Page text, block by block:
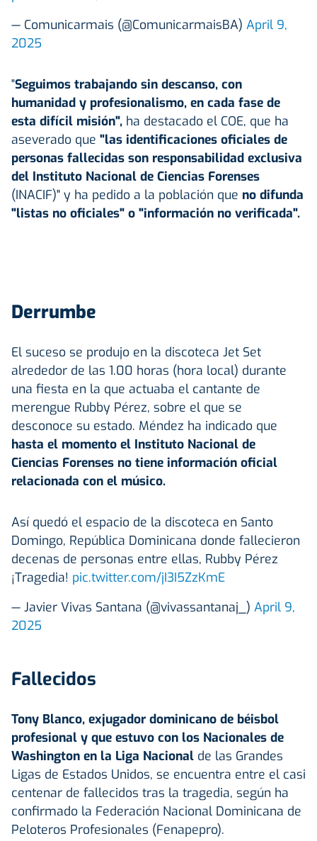
— Comunicarmais (@ComunicarmaisBA) April 9,
2025
"Seguimos trabajando sin descanso, con
humanidad y profesionalismo, en cada fase de
esta difícil misión", ha destacado el COE, que ha
aseverado que "las identificaciones oficiales de
personas fallecidas son responsabilidad exclusiva
del Instituto Nacional de Ciencias Forenses
(INACIF)" y ha pedido a la población que no difunda
"listas no oficiales" o "información no verificada".
Derrumbe
El suceso se produjo en la discoteca Jet Set
alrededor de las 1.00 horas (hora local) durante
una fiesta en la que actuaba el cantante de
merengue Rubby Pérez, sobre el que se
desconoce su estado. Méndez ha indicado que
hasta el momento el Instituto Nacional de
Ciencias Forenses no tiene información oficial
relacionada con el músico.
Así quedó el espacio de la discoteca en Santo
Domingo, República Dominicana donde fallecieron
decenas de personas entre ellas, Rubby Pérez
¡Tragedia! pic.twitter.com/jI3I5ZzKmE
— Javier Vivas Santana (@vivassantanaj_) April 9,
2025
Fallecidos
Tony Blanco, exjugador dominicano de béisbol
profesional y que estuvo con los Nacionales de
Washington en la Liga Nacional de las Grandes
Ligas de Estados Unidos, se encuentra entre el casi
centenar de fallecidos tras la tragedia, según ha
confirmado la Federación Nacional Dominicana de
Peloteros Profesionales (Fenapepro).